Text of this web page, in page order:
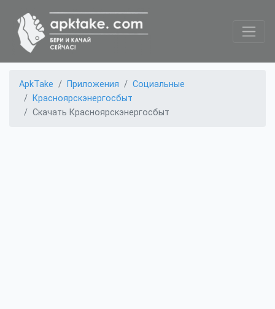
ApkTake Приложения
Социальные
Красноярскэнергосбыт
Скачать Красноярскэнергосбыт